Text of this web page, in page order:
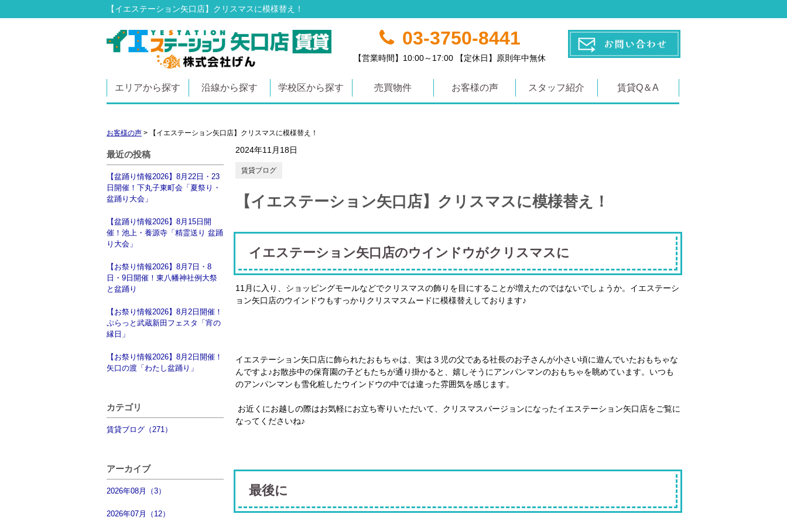
【イエステーション矢口店】クリスマスに模様替え！
03-3750-8441
【営業時間】10:00～17:00 【定休日】原則年中無休
エリアから探す 沿線から探す 学校区から探す 売買物件 お客様の声 スタッフ紹介 賃貸Q＆A
お客様の声 > 【イエステーション矢口店】クリスマスに模様替え！
最近の投稿
【盆踊り情報2026】8月22日・23
日開催！下丸子東町会「夏祭り・
盆踊り大会」
【盆踊り情報2026】8月15日開
催！池上・養源寺「精霊送り 盆踊
り大会」
【お祭り情報2026】8月7日・8
日・9日開催！東八幡神社例大祭
と盆踊り
【お祭り情報2026】8月2日開催！
ぷらっと武蔵新田フェスタ「宵の
縁日」
【お祭り情報2026】8月2日開催！
矢口の渡「わたし盆踊り」
カテゴリ
賃貸ブログ（271）
アーカイブ
2026年08月（3）
2026年07月（12）
2024年11月18日
賃貸ブログ
【イエステーション矢口店】クリスマスに模様替え！
イエステーション矢口店のウインドウがクリスマスに
11月に入り、ショッピングモールなどでクリスマスの飾りを目にすることが増えたのではないでしょうか。イエステーシ
ョン矢口店のウインドウもすっかりクリスマスムードに模様替えしております♪
イエステーション矢口店に飾られたおもちゃは、実は３児の父である社長のお子さんが小さい頃に遊んでいたおもちゃな
んですよ♪お散歩中の保育園の子どもたちが通り掛かると、嬉しそうにアンパンマンのおもちゃを眺めています。いつも
のアンパンマンも雪化粧したウインドウの中では違った雰囲気を感じます。
お近くにお越しの際はお気軽にお立ち寄りいただいて、クリスマスバージョンになったイエステーション矢口店をご覧に
なってくださいね♪
最後に